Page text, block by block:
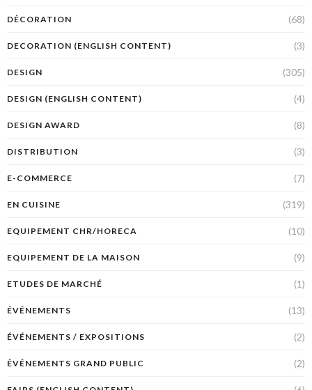
DÉCORATION (68)
DECORATION (ENGLISH CONTENT) (3)
DESIGN (305)
DESIGN (ENGLISH CONTENT) (4)
DESIGN AWARD (8)
DISTRIBUTION (3)
E-COMMERCE (7)
EN CUISINE (319)
EQUIPEMENT CHR/HORECA (10)
EQUIPEMENT DE LA MAISON (9)
ETUDES DE MARCHÉ (1)
ÉVÉNEMENTS (13)
ÉVÉNEMENTS / EXPOSITIONS (2)
ÉVÉNEMENTS GRAND PUBLIC (2)